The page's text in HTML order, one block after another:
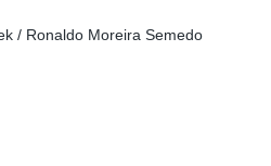
/ Ronaldo Moreira Semedo